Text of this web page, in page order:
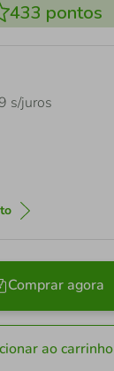
433 pontos
s/juros
Comprar agora
ao carrinho